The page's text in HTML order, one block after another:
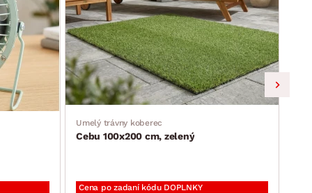
Umelý trávny koberec
Cebu 100x200 cm, zelený
Cena po zadaní kódu DOPLNKY